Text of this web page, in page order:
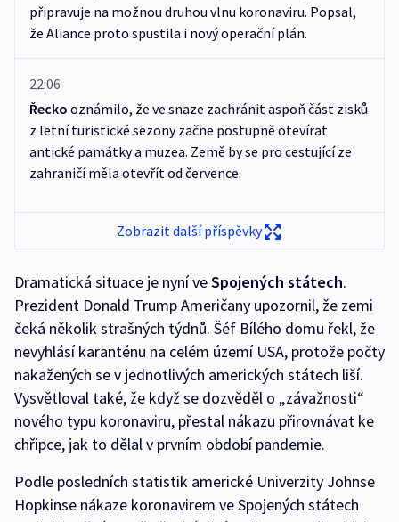
připravuje na možnou druhou vlnu koronaviru. Popsal,
že Aliance proto spustila i nový operační plán.
22:06
Řecko oznámilo, že ve snaze zachránit aspoň část zisků
z letní turistické sezony začne postupně otevírat
antické památky a muzea. Země by se pro cestující ze
zahraničí měla otevřít od července.
Zobrazit další příspěvky
Dramatická situace je nyní veSpojených státech.
Prezident Donald Trump Američany upozornil, že zemi
čeká několik strašných týdnů. Šéf Bílého domu řekl, že
nevyhlásí karanténu na celém území USA, protože počty
nakažených se v jednotlivých amerických státech liší.
Vysvětloval také, že když se dozvěděl o „závažnosti“
nového typu koronaviru, přestal nákazu přirovnávat ke
chřipce, jak to dělal v prvním období pandemie.
Podle posledních statistik americké Univerzity Johnse
Hopkinse nákaze koronavirem ve Spojených státech